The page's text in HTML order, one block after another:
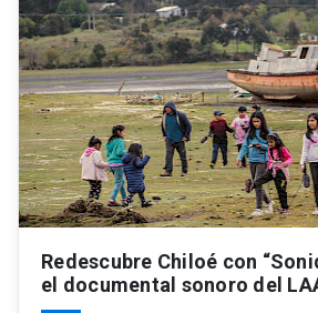
Donaciones launch
Redescubre Chiloé con
el documental sonoro del